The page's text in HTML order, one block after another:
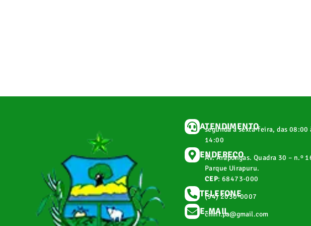
ATENDIMENTO
segunda a sexta-feira, das 08:00
14:00
ENDEREÇO
Av. Arapongas. Quadra 30 – n.º
Parque Uirapuru.
CEP: 68473-000
TELEFONE
(94) 2030-0007
E-MAIL
cmnr.pa@gmail.com